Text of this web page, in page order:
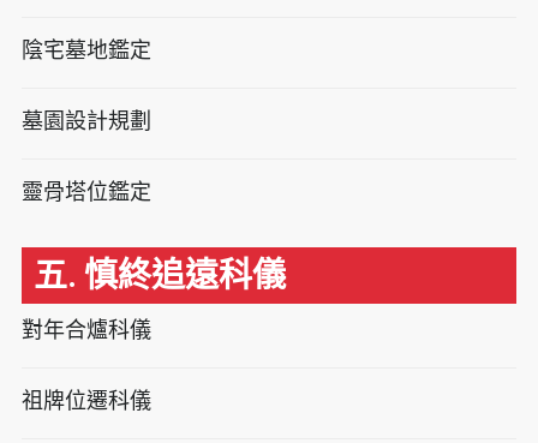
陰宅墓地鑑定
墓園設計規劃
靈骨塔位鑑定
五. 慎終追遠科儀
對年合爐科儀
祖牌位遷科儀